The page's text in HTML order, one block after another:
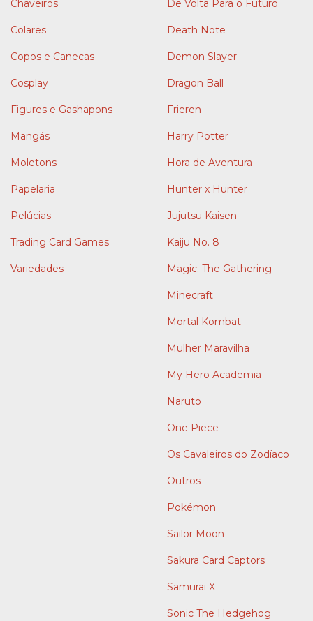
Chaveiros
Colares
Copos e Canecas
Cosplay
Figures e Gashapons
Mangás
Moletons
Papelaria
Pelúcias
Trading Card Games
Variedades
De Volta Para o Futuro
Death Note
Demon Slayer
Dragon Ball
Frieren
Harry Potter
Hora de Aventura
Hunter x Hunter
Jujutsu Kaisen
Kaiju No. 8
Magic: The Gathering
Minecraft
Mortal Kombat
Mulher Maravilha
My Hero Academia
Naruto
One Piece
Os Cavaleiros do Zodíaco
Outros
Pokémon
Sailor Moon
Sakura Card Captors
Samurai X
Sonic The Hedgehog